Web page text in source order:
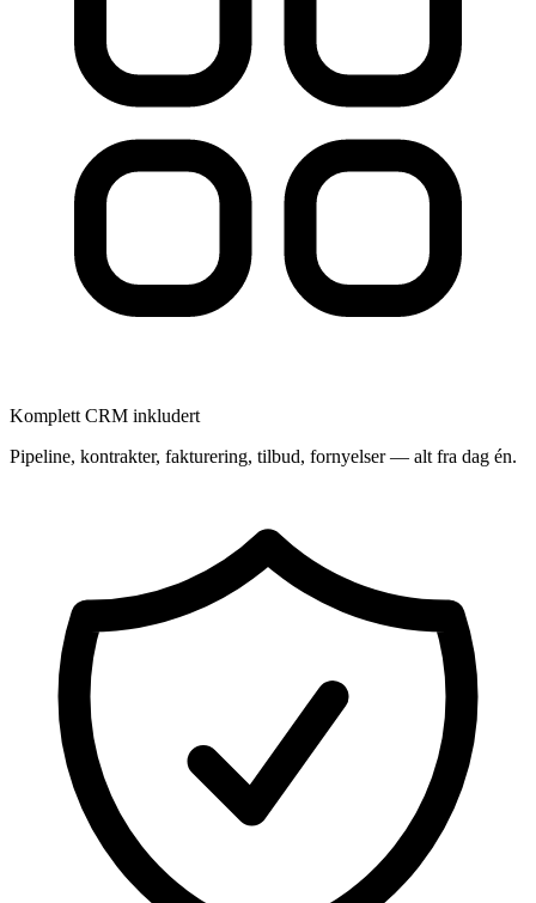
Komplett CRM inkludert
Pipeline, kontrakter, fakturering, tilbud, fornyelser — alt fra dag én.